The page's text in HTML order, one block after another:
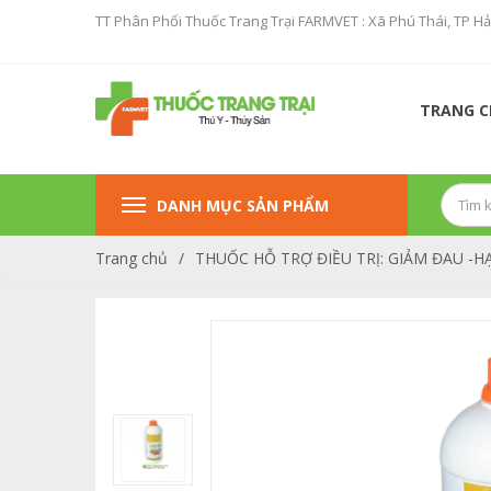
TT Phân Phối Thuốc Trang Trại FARMVET : Xã Phú Thái, TP
TRANG
DANH MỤC SẢN PHẨM
TĂCN CON CÒ ( PROCONCO )
Trang chủ / THUỐC HỖ TRỢ ĐIỀU TRỊ: GIẢM ĐAU -